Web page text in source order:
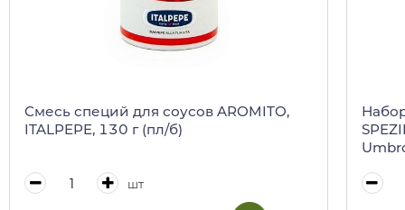
Смесь специй для соусов AROMITO,
ITALPEPE, 130 г (пл/б)
шт